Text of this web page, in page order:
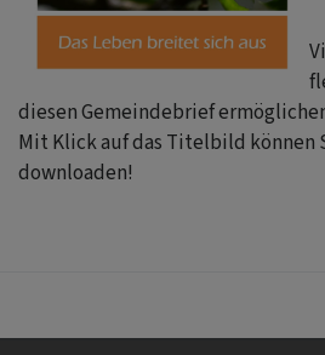
diesen Gemeindebrief
Mit Klick auf das Titelbild können
downloaden!